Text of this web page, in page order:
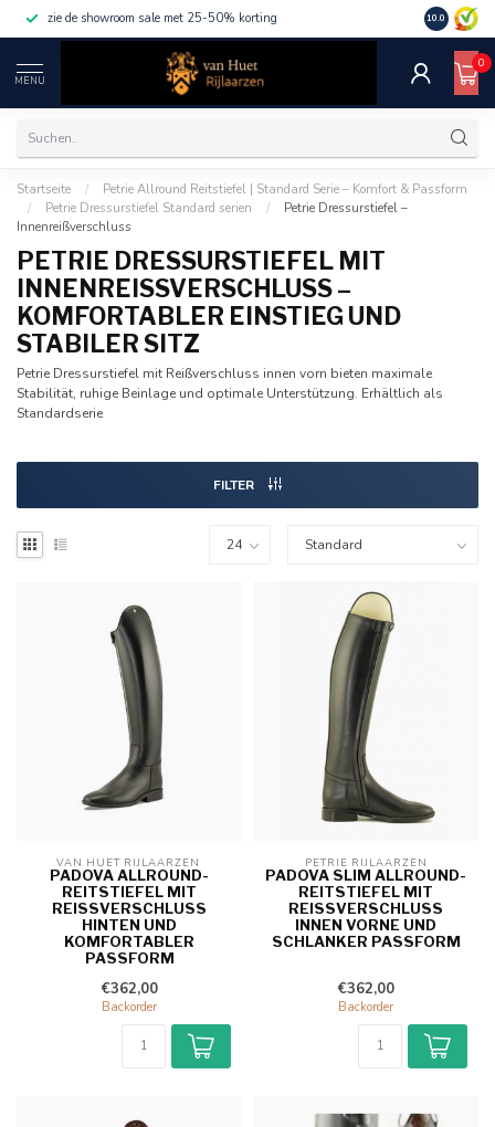
zie de showroom sale met 25-50% korting 10.0
MENU
0
Startseite /
Petrie Allround Reitstiefel | Standard Serie – Komfort & Passform
/
Petrie Dressurstiefel Standard serien /
Petrie Dressurstiefel –
Innenreißverschluss
PETRIE DRESSURSTIEFEL MIT
INNENREISSVERSCHLUSS – K
OMFORTABLER EINSTIEG UND S
TABILER SITZ
Petrie Dressurstiefel mit Reißverschluss innen vorn bieten maximale
Stabilität, ruhige Beinlage und optimale Unterstützung. Erhältlich als
Standardserie
FILTER
VAN HUET RIJLAARZEN
PADOVA ALLROUND-
REITSTIEFEL MIT
REISSVERSCHLUSS H
INTEN UND K
OMFORTABLER P
ASSFORM
€362,00
Backorder
PETRIE RIJLAARZEN
PADOVA SLIM ALLROUND-
REITSTIEFEL MIT
REISSVERSCHLUSS I
NNEN VORNE UND S
CHLANKER PASSFORM
€362,00
Backorder